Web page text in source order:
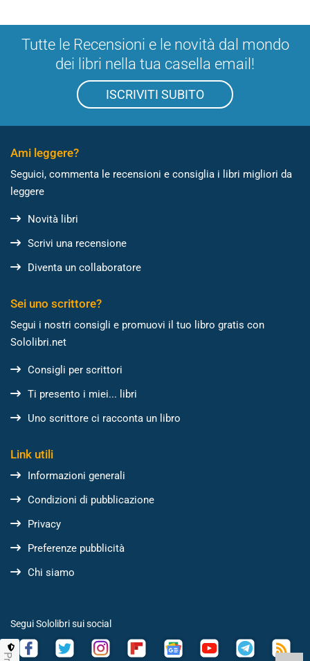
Tutte le Recensioni e le novità dal mondo
dei libri nella tua casella email!
ISCRIVITI SUBITO
Ami leggere?
Seguici, commenta le recensioni e consiglia i libri migliori da
leggere
Novità libri
Scrivi una recensione
Diventa un collaboratore
Sei uno scrittore?
Segui i nostri consigli e promuovi il tuo libro gratis con
Sololibri.net
Consigli per scrittori
Ti presento i miei... libri
Uno scrittore ci racconta un libro
Link utili
Informazioni generali
Condizioni di pubblicazione
Privacy
Preferenze pubblicità
Chi siamo
Segui Sololibri sui social